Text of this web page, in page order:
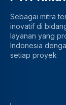
Sebagai mitra
inovatif di
layanan yang
Indonesia
setiap proyek